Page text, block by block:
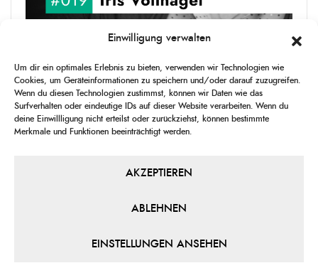
Einwilligung verwalten
Um dir ein optimales Erlebnis zu bieten, verwenden wir Technologien wie
Cookies, um Geräteinformationen zu speichern und/oder darauf zuzugreifen.
Wenn du diesen Technologien zustimmst, können wir Daten wie das
Surfverhalten oder eindeutige IDs auf dieser Website verarbeiten. Wenn du
deine Einwillligung nicht erteilst oder zurückziehst, können bestimmte
Merkmale und Funktionen beeinträchtigt werden.
AKZEPTIEREN
ABLEHNEN
EINSTELLUNGEN ANSEHEN
Iris Völlnagel hat schon auf unterschiedlichen Kontinenten gelebt
und gearbeitet, spricht mehrere Sprachen und berichtet
leidenschaftlich gerne über das, was sie erlebt – als Journalistin,
[...]
BACKWARD
PAUSE
SHOW
LIST